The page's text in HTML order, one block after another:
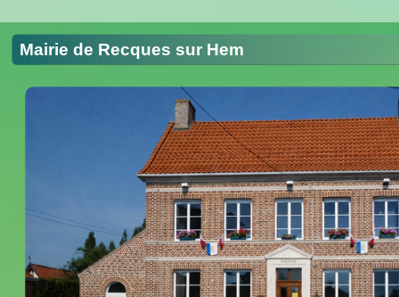
Mairie de Recques sur Hem